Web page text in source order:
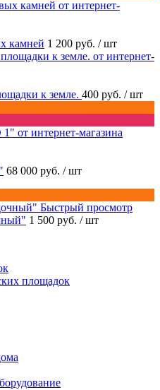
камней 1 200 руб. / шт
к земле. 400 руб. / шт
68 000 руб. / шт
Быстрый просмотр
1 500 руб. / шт
площадок